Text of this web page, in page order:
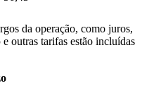
da operação, como juros,
outras tarifas estão incluídas